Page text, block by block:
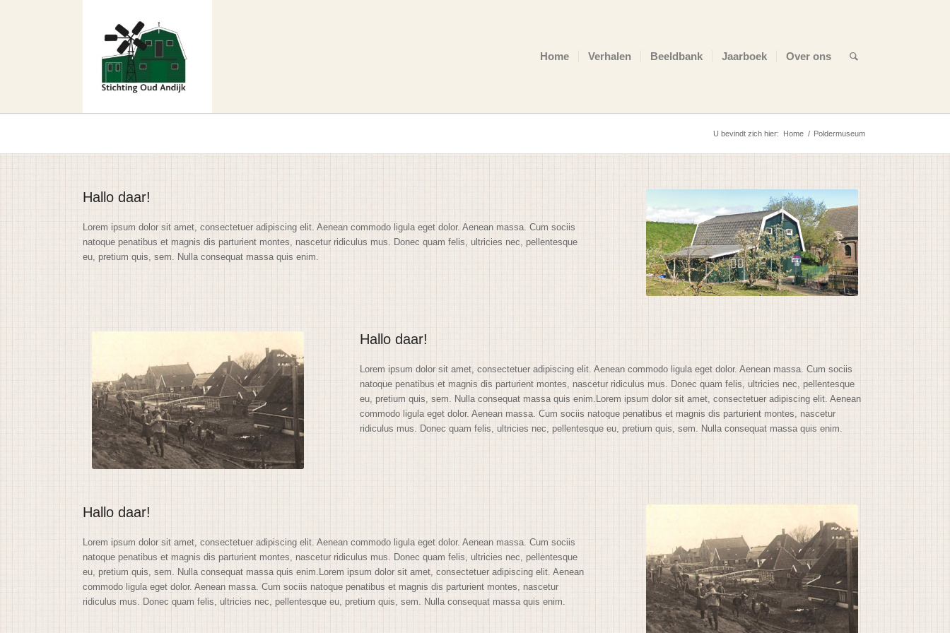
Home Verhalen Beeldbank Jaarboek Over ons
U bevindt zich hier: Home / Poldermuseum
Hallo daar!
Lorem ipsum dolor sit amet, consectetuer adipiscing elit. Aenean commodo ligula eget dolor. Aenean massa. Cum sociis
natoque penatibus et magnis dis parturient montes, nascetur ridiculus mus. Donec quam felis, ultricies nec, pellentesque
eu, pretium quis, sem. Nulla consequat massa quis enim.
Hallo daar!
Lorem ipsum dolor sit amet, consectetuer adipiscing elit. Aenean commodo ligula eget dolor. Aenean massa. Cum sociis
natoque penatibus et magnis dis parturient montes, nascetur ridiculus mus. Donec quam felis, ultricies nec, pellentesque
eu, pretium quis, sem. Nulla consequat massa quis enim.Lorem ipsum dolor sit amet, consectetuer adipiscing elit. Aenean
commodo ligula eget dolor. Aenean massa. Cum sociis natoque penatibus et magnis dis parturient montes, nascetur
ridiculus mus. Donec quam felis, ultricies nec, pellentesque eu, pretium quis, sem. Nulla consequat massa quis enim.
Hallo daar!
Lorem ipsum dolor sit amet, consectetuer adipiscing elit. Aenean commodo ligula eget dolor. Aenean massa. Cum sociis
natoque penatibus et magnis dis parturient montes, nascetur ridiculus mus. Donec quam felis, ultricies nec, pellentesque
eu, pretium quis, sem. Nulla consequat massa quis enim.Lorem ipsum dolor sit amet, consectetuer adipiscing elit. Aenean
commodo ligula eget dolor. Aenean massa. Cum sociis natoque penatibus et magnis dis parturient montes, nascetur
ridiculus mus. Donec quam felis, ultricies nec, pellentesque eu, pretium quis, sem. Nulla consequat massa quis enim.